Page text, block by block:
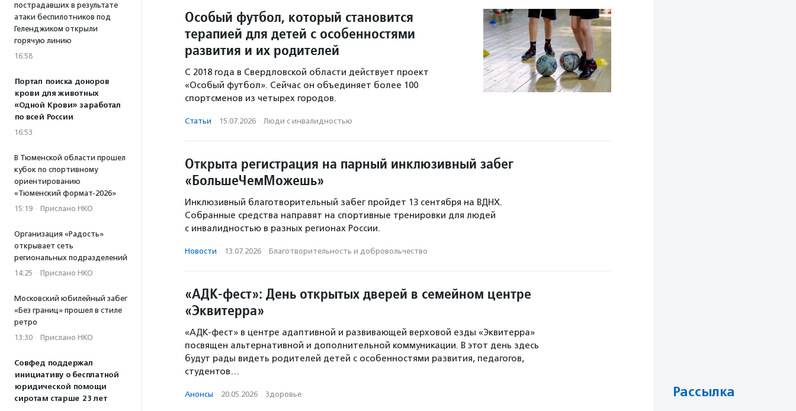
пострадавших в результате
атаки беспилотников под
Геленджиком открыли
горячую линию
16:58
Портал поиска доноров
крови для животных
«Одной Крови» заработал
по всей России
16:53
В Тюменской области прошел
кубок по спортивному
ориентированию
«Тюменский формат-2026»
15:19 · Прислано НКО
Организация «Радость»
открывает сеть
региональных подразделений
14:25 · Прислано НКО
Московский юбилейный забег
«Без границ» прошел в стиле
ретро
13:30 · Прислано НКО
Совфед поддержал
инициативу о бесплатной
юридической помощи
сиротам старше 23 лет
Особый футбол, который становится
терапией для детей с особенностями
развития и их родителей
С 2018 года в Свердловской области действует проект
«Особый футбол». Сейчас он объединяет более 100
спортсменов из четырех городов.
Статьи · 15.07.2026 · Люди с инвалидностью
Открыта регистрация на парный инклюзивный забег
«БольшеЧемМожешь»
Инклюзивный благотворительный забег пройдет 13 сентября на ВДНХ.
Собранные средства направят на спортивные тренировки для людей
с инвалидностью в разных регионах России.
Новости · 13.07.2026 · Благотвори­тель­ность и доброволь­чест­во
«АДК-фест»: День открытых дверей в семейном центре
«Эквитерра»
«АДК-фест» в центре адаптивной и развивающей верховой езды «Эквитерра»
посвящен альтернативной и дополнительной коммуникации. В этот день здесь
будут рады видеть родителей детей с особенностями развития, педагогов,
студентов…
Анонсы · 20.05.2026 · Здоровье Рассылка